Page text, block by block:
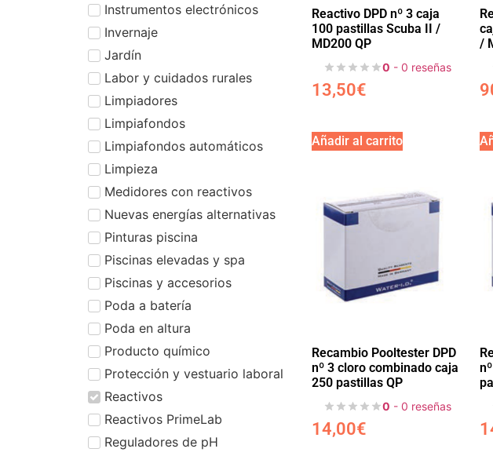
Instrumentos electrónicos
Invernaje
Jardín
Labor y cuidados rurales
Limpiadores
Limpiafondos
Limpiafondos automáticos
Limpieza
Medidores con reactivos
Nuevas energías alternativas
Pinturas piscina
Piscinas elevadas y spa
Piscinas y accesorios
Poda a batería
Poda en altura
Producto químico
Protección y vestuario laboral
Reactivos
Reactivos PrimeLab
Reguladores de pH
Reactivo DPD nº 3 caja
100 pastillas Scuba II /
MD200 QP
0 - 0 reseñas
13,50€
Añadir al carrito
/
Recambio Pooltester DPD
nº 3 cloro combinado caja
250 pastillas QP
0 - 0 reseñas
14,00€